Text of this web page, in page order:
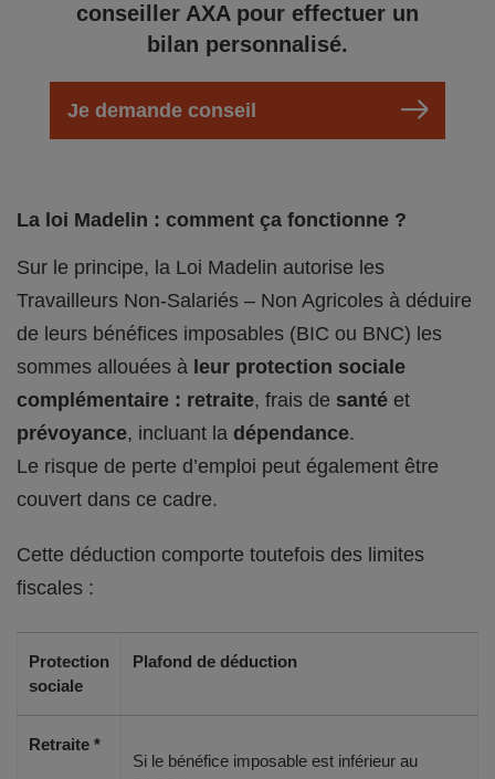
conseiller AXA pour effectuer un
bilan personnalisé.
Je demande conseil
La loi Madelin : comment ça fonctionne ?
Sur le principe, la Loi Madelin autorise les
Travailleurs Non-Salariés – Non Agricoles à déduire
de leurs bénéfices imposables (BIC ou BNC) les
sommes allouées à leur protection sociale
complémentaire : retraite, frais de santé et
prévoyance, incluant la dépendance.
Le risque de perte d’emploi peut également être
couvert dans ce cadre.
Cette déduction comporte toutefois des limites
fiscales :
Protection
sociale
Plafond de déduction
Retraite *
Si le bénéfice imposable est inférieur au